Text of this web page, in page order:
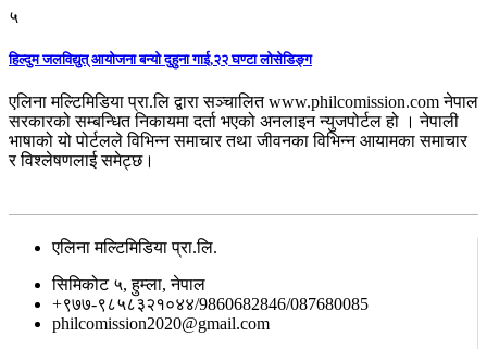
५
हिल्दुम जलविद्युत् आयोजना बन्यो दुहुना गाई,२२ घण्टा लोसेडिङ्ग
एलिना मल्टिमिडिया प्रा.लि द्वारा सञ्चालित www.philcomission.com नेपाल
सरकारको सम्बन्धित निकायमा दर्ता भएको अनलाइन न्युजपोर्टल हो । नेपाली
भाषाको यो पोर्टलले विभिन्न समाचार तथा जीवनका विभिन्न आयामका समाचार
र विश्लेषणलाई समेट्छ।
एलिना मल्टिमिडिया प्रा.लि.
सिमिकोट ५, हुम्ला, नेपाल
+९७७-९८५८३२१०४४/9860682846/087680085
philcomission2020@gmail.com